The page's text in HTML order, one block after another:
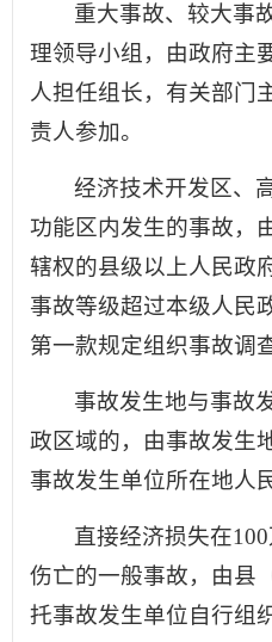
重大事故、较大事
理领导小组，由政府主
人担任组长，有关部门
责人参加。
经济技术开发区、
功能区内发生的事故，
辖权的县级以上人民政
事故等级超过本级人民
第一款规定组织事故调
事故发生地与事故
政区域的，由事故发生
事故发生单位所在地人
直接经济损失在
伤亡的一般事故，由县
托事故发生单位自行组